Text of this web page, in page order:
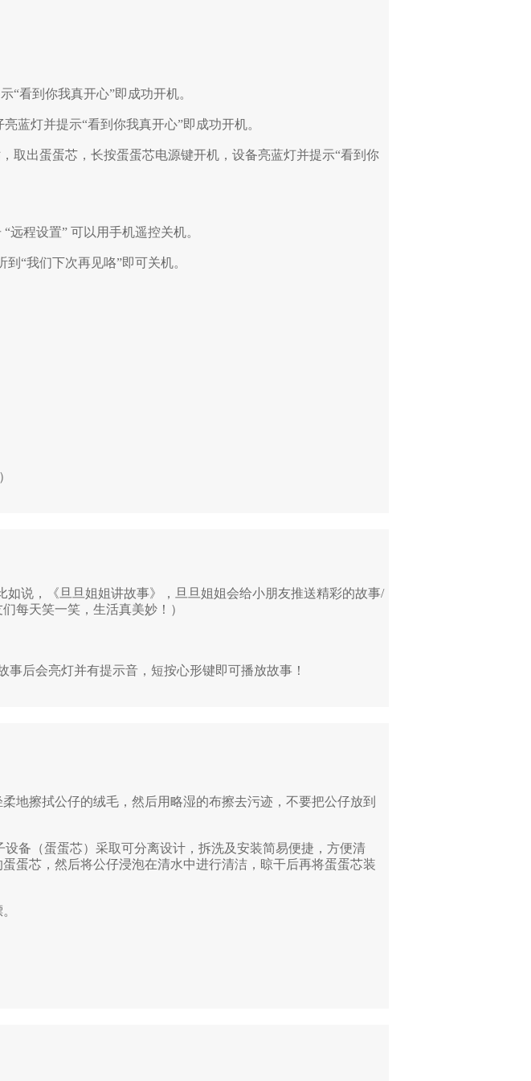
看到你我真开心”即成功开机。
蓝灯并提示“看到你我真开心”即成功开机。
出蛋蛋芯，长按蛋蛋芯电源键开机，设备亮蓝灯并提示“看到你
远程设置” 可以用手机遥控关机。
“我们下次再见咯”即可关机。
如说，《旦旦姐姐讲故事》， 旦旦姐姐会给小朋友推送精彩的故事/
每天笑一笑，生活真美妙！）
事后会亮灯并有提示音，短按心形键即可播放故事！
地擦拭公仔的绒毛，然后用略湿的布擦去污迹，不要把公仔放到
备（蛋蛋芯）采取可分离设计，拆洗及安装简易便捷，方便清
蛋芯，然后将公仔浸泡在清水中进行清洁，晾干后再将蛋蛋芯装